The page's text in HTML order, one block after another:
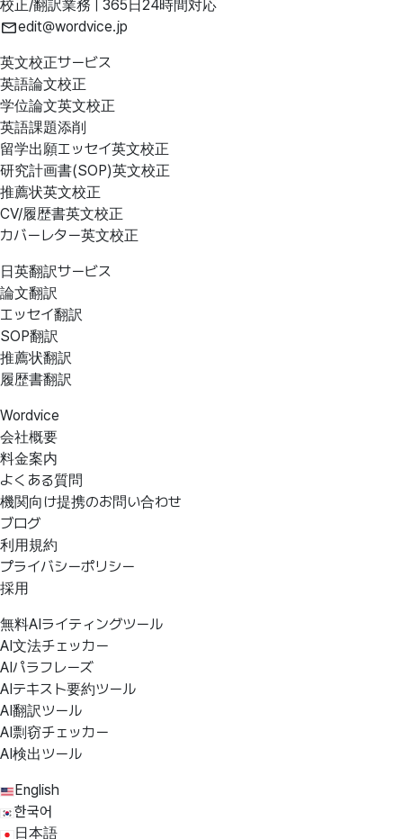
校正/翻訳業務 | 365日24時間対応
edit@wordvice.jp
英文校正サービス
英語論文校正
学位論文英文校正
英語課題添削
留学出願エッセイ英文校正
研究計画書(SOP)英文校正
推薦状英文校正
CV/履歴書英文校正
カバーレター英文校正
日英翻訳サービス
論文翻訳
エッセイ翻訳
SOP翻訳
推薦状翻訳
履歴書翻訳
Wordvice
会社概要
料金案内
よくある質問
機関向け提携のお問い合わせ
ブログ
利用規約
プライバシーポリシー
採用
無料AIライティングツール
AI文法チェッカー
AIパラフレーズ
AIテキスト要約ツール
AI翻訳ツール
AI剽窃チェッカー
AI検出ツール
English
한국어
日本語